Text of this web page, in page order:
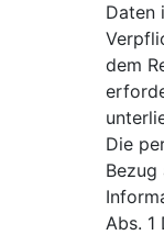
Daten
dem
Die
Abs. 1